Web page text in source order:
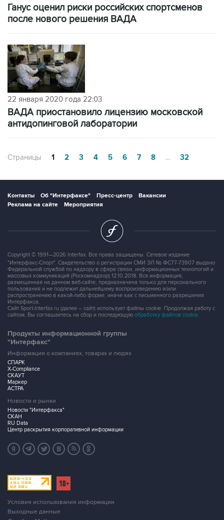
Ганус оценил риски российских спортсменов
после нового решения ВАДА
22 января 2020 года 22:03
ВАДА приостановило лицензию московской
антидопинговой лаборатории
Страницы 1 2 3 4 5 6 7 8 ... 32
Контакты Об "Интерфаксе" Пресс-центр
Вакансии
Реклама на сайте
Мероприятия
Copyright © 1991—2026 Interfax. Все права защищены. Сетевое издание
"Интерфакс-Спорт". Свидетельство о регистрации СМИ ЭЛ № ФС77-73907 выдано
Федеральной службой по надзору в сфере связи, информационных технологий и
массовых коммуникаций (Роскомнадзор) 12.10.2018. Вся информация,
размещенная на данном веб-сайте, предназначена только для персонального
пользования и не подлежит дальнейшему воспроизведению и/или
распространению в какой-либо форме, иначе как с письменного разрешения
Интерфакса.
Сайт Sport-Interfax.ru (далее – сайт) использует файлы cookie. Продолжая работу с
сайтом, Вы соглашаетесь на сбор и последующую обработку файлов cookie.
Продукты информационной группы
"Интерфакс"
Информация о компаниях, товарах и людях
СПАРК
X-Compliance
СКАУТ
Маркер
АСТРА
Новости и рынки
Новости "Интерфакса"
СКАН
RU Data
Центр раскрытия корпоративной информации
Условия использования информации
Выходные данные